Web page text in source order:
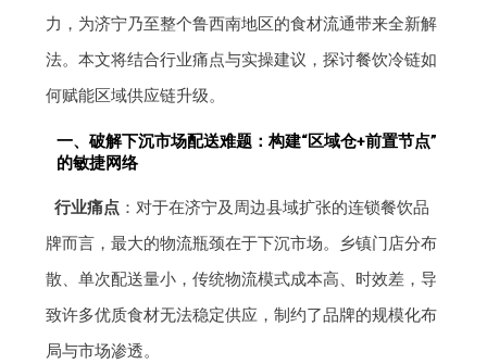
力，为济宁乃至整个鲁西南地区的食材流通带来全新解
法。本文将结合行业痛点与实操建议，探讨餐饮冷链如
何赋能区域供应链升级。
一、破解下沉市场配送难题：构建“区域仓+前置节点”
的敏捷网络
行业痛点：对于在济宁及周边县域扩张的连锁餐饮品
牌而言，最大的物流瓶颈在于下沉市场。乡镇门店分布
散、单次配送量小，传统物流模式成本高、时效差，导
致许多优质食材无法稳定供应，制约了品牌的规模化布
局与市场渗透。